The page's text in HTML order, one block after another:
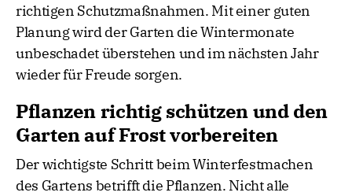
richtigen Schutzmaßnahmen. Mit einer guten
Planung wird der Garten die Wintermonate
unbeschadet überstehen und im nächsten Jahr
wieder für Freude sorgen.
Pflanzen richtig schützen und den
Garten auf Frost vorbereiten
Der wichtigste Schritt beim Winterfestmachen
des Gartens betrifft die Pflanzen. Nicht alle